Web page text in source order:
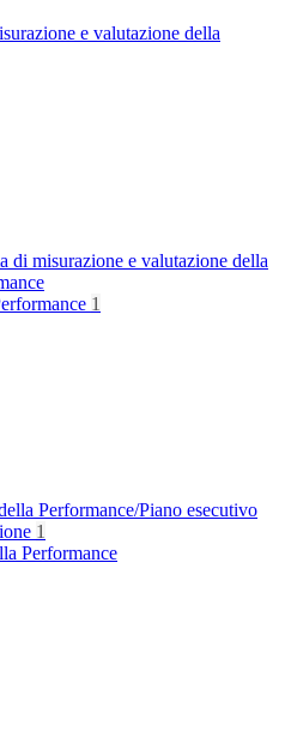
e valutazione della
di misurazione e valutazione della
1
Performance/Piano esecutivo
1
Performance